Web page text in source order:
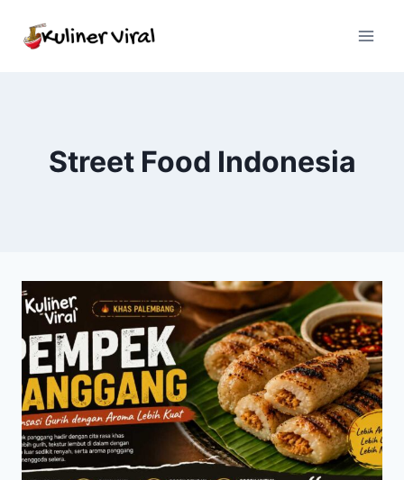
Street Food Indonesia